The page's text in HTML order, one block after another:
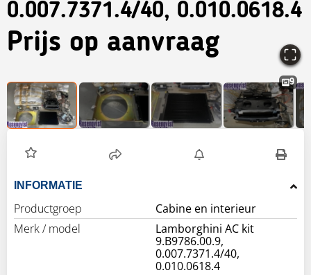
0.007.7371.4/40, 0.010.0618.4
Prijs op aanvraag
9
INFORMATIE
Productgroep
Cabine en interieur
Merk / model
Lamborghini AC kit
9.B9786.00.9,
0.007.7371.4/40,
0.010.0618.4